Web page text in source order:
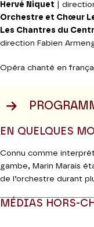
Hervé Niquet |
Orchestre et Chœur
Les Chantres du
direction Fabien
Opéra chanté en
EN QUELQUES
Connu comme
gambe, Marin Marais
de l’orchestre durant
redécouvrir. Livret
MÉDIAS HORS-